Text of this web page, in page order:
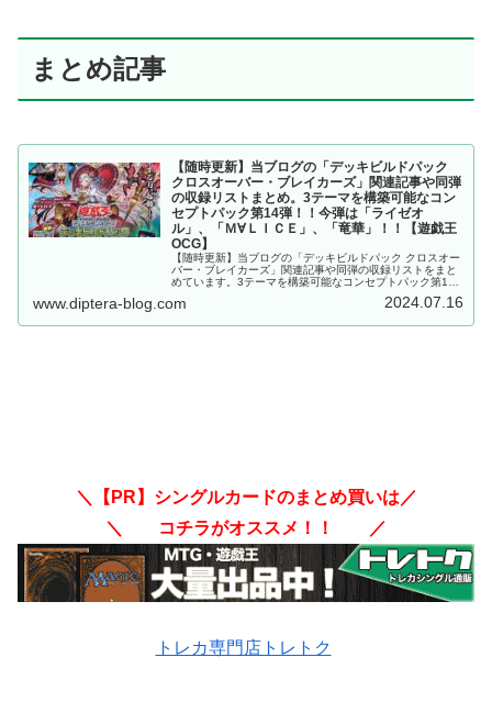
まとめ記事
【随時更新】当ブログの「デッキビルドパック
クロスオーバー・ブレイカーズ」関連記事や同弾
の収録リストまとめ。3テーマを構築可能なコン
セプトパック第14弾！！今弾は「ライゼオ
ル」、「Ｍ∀ＬＩＣＥ」、「竜華」！！【遊戯王
OCG】
【随時更新】当ブログの「デッキビルドパック クロスオー
バー・ブレイカーズ」関連記事や同弾の収録リストをまと
めています。3テーマを構築可能なコンセプトパック第14
華」！！【遊戯王OCG】
www.diptera-blog.com 2024.07.16
＼【PR】シングルカードのまとめ買いは／
＼ コチラがオススメ！！ ／
トレカ専門店トレトク